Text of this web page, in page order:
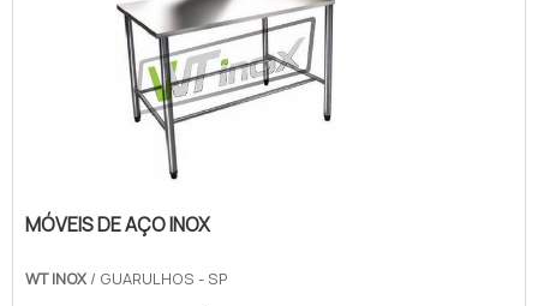
simplesmente impossível tratar das
vantagens que existem por trás do batente
de porta de aço inox sem que.
MÓVEIS DE AÇO INOX
WT INOX / GUARULHOS - SP